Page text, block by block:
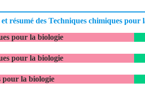
résumé des Techniques chimiques pour
pour la biologie
pour la biologie
pour la biologie